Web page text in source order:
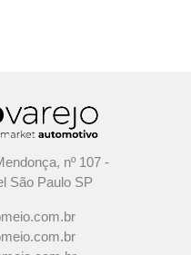
nº 107 -
São Paulo SP